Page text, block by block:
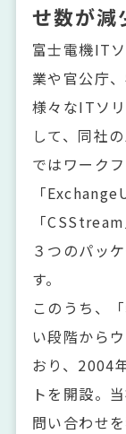
せ数が
富士電機IT
業や官公庁
様々なITソ
して、同社
ではワーク
「
「
３つのパッ
す。
このうち、
い段階から
おり、2004
トを開設。
問い合わせ